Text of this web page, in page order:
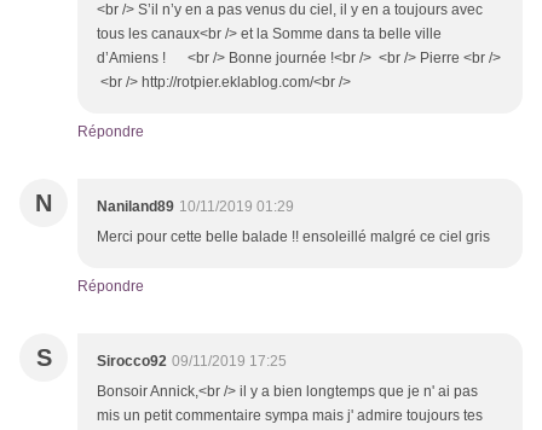
<br /> S’il n’y en a pas venus du ciel, il y en a toujours avec
tous les canaux<br /> et la Somme dans ta belle ville
d’Amiens ! <br /> Bonne journée !<br /> <br /> Pierre <br />
<br /> http://rotpier.eklablog.com/<br />
Répondre
N Naniland89 10/11/2019 01:29
Merci pour cette belle balade !! ensoleillé malgré ce ciel gris
Répondre
S Sirocco92 09/11/2019 17:25
Bonsoir Annick,<br /> il y a bien longtemps que je n' ai pas
mis un petit commentaire sympa mais j' admire toujours tes